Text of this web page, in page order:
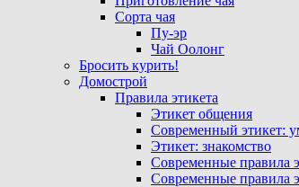
Сорта чая
Пу-эр
Чай Оолонг
Бросить курить!
Домострой
Правила этикета
Этикет общения
Современный этикет:
Этикет: знакомство
Современные правила
Современные правила